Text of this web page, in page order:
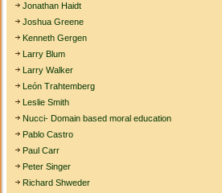
Jonathan Haidt
Joshua Greene
Kenneth Gergen
Larry Blum
Larry Walker
León Trahtemberg
Leslie Smith
Nucci- Domain based moral education
Pablo Castro
Paul Carr
Peter Singer
Richard Shweder